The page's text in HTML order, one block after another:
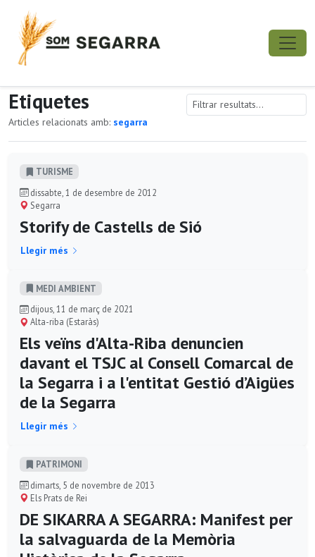
Etiquetes
Articles relacionats amb: segarra
TURISME
dissabte, 1 de desembre de 2012
Segarra
Storify de Castells de Sió
Llegir més
MEDI AMBIENT
dijous, 11 de març de 2021
Alta-riba (Estaràs)
Els veïns d'Alta-Riba denuncien
davant el TSJC al Consell Comarcal de
la Segarra i a l'entitat Gestió d’Aigües
de la Segarra
Llegir més
PATRIMONI
dimarts, 5 de novembre de 2013
Els Prats de Rei
DE SIKARRA A SEGARRA: Manifest per
la salvaguarda de la Memòria